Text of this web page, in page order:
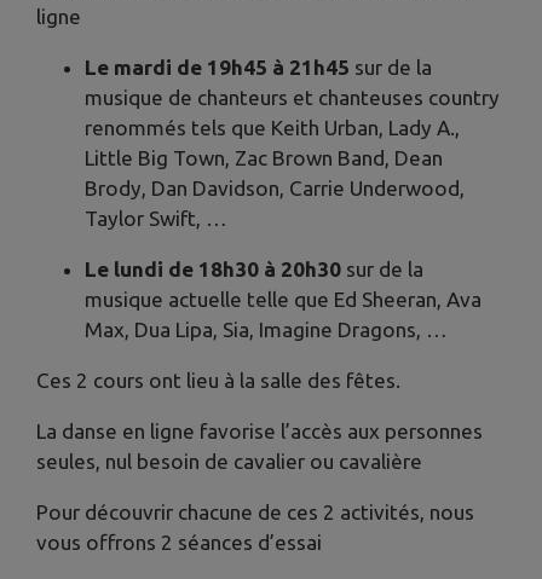
ligne
Le mardi de 19h45 à 21h45 sur de la
musique de chanteurs et chanteuses country
renommés tels que Keith Urban, Lady A.,
Little Big Town, Zac Brown Band, Dean
Brody, Dan Davidson, Carrie Underwood,
Taylor Swift, …
Le lundi de 18h30 à 20h30 sur de la
musique actuelle telle que Ed Sheeran, Ava
Max, Dua Lipa, Sia, Imagine Dragons, …
Ces 2 cours ont lieu à la salle des fêtes.
La danse en ligne favorise l’accès aux personnes
seules, nul besoin de cavalier ou cavalière
Pour découvrir chacune de ces 2 activités, nous
vous offrons 2 séances d’essai